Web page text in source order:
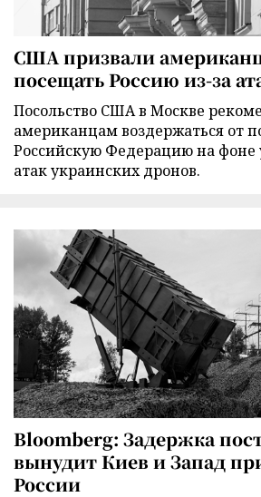
США призвали
посещать Россию из-за
Посольство США в Москве
американцам воздержаться от
Российскую Федерацию на фоне
атак украинских дронов.
Bloomberg: Задержка
вынудит Киев и Запад
России